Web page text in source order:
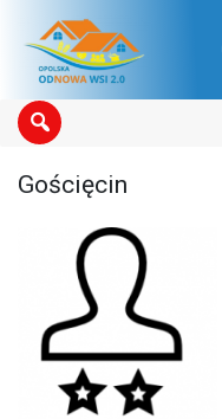
Main
Gościęcin